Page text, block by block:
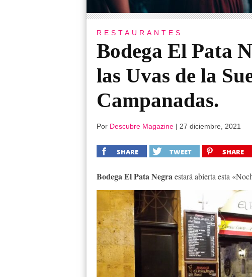
RESTAURANTES
Bodega El Pata
las Uvas de la
Campanadas.
Por Descubre Magazine | 27 diciembre, 2021
SHARE TWEET SHARE
Bodega El Pata Negraestará abierta esta